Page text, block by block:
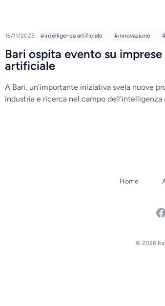
16/11/2025 #intelligenza artificiale #innovazione
Bari ospita evento su
artificiale
A Bari, un'importante iniziativa svela nuove
industria e ricerca nel campo dell'intelligenza
Home
© 2026